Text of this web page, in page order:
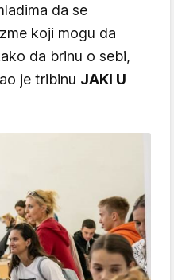
da se
koji mogu da
da brinu o sebi,
je tribinu JAKI U